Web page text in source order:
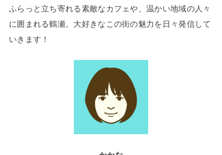
ふらっと立ち寄れる素敵なカフェや、温かい地域の人々
に囲まれる鶴瀬。大好きなこの街の魅力を日々発信して
いきます！